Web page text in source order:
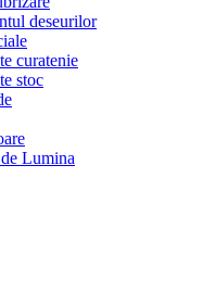
deseurilor
curatenie
stoc
Lumina